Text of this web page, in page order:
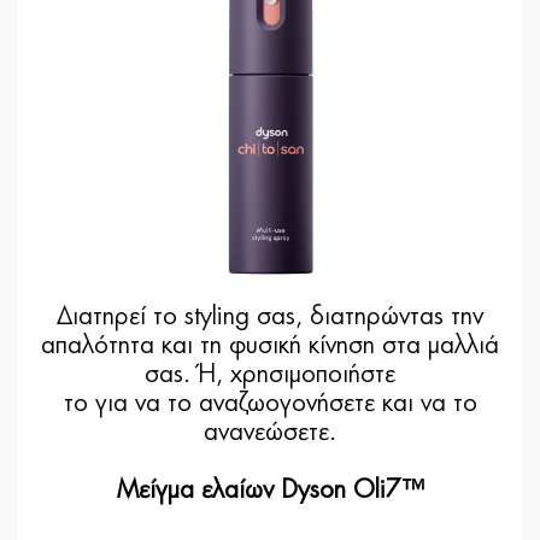
Διατηρεί το styling σας, διατηρώντας την
απαλότητα και τη φυσική κίνηση στα μαλλιά
σας. Ή, χρησιμοποιήστε
το για να το αναζωογονήσετε και να το
ανανεώσετε.
Μείγμα ελαίων Dyson Oli7™